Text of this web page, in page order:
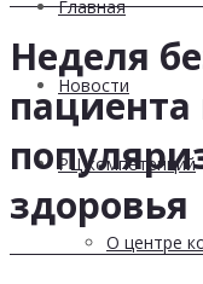
Главная
Новости
РЦ компетенций
О центре
Неделя
пациента
здоровья